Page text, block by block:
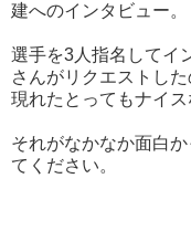
建へのインタビュー。
選手を3人指名してイ
さんがリクエストし
現れたとってもナイス
それがなかなか面白
てください。